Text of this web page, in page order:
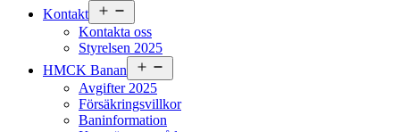
Kontakt
meny
Kontakta oss
Styrelsen 2025
HMCK Banan
meny
Avgifter 2025
Försäkringsvillkor
Baninformation